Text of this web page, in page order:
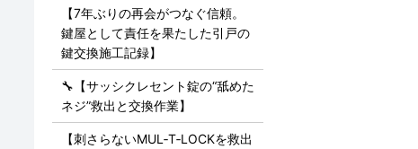
【7年ぶりの再会がつなぐ信頼。
鍵屋として責任を果たした引戸の
鍵交換施工記録】
🔧【サッシクレセント錠の“舐めた
ネジ”救出と交換作業】
【刺さらないMUL‑T‑LOCKを救出